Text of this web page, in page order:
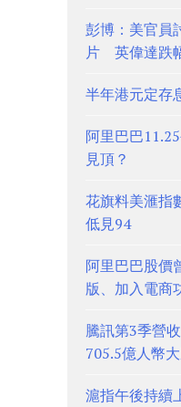
彭博：美官員
片 英偉達跌
半年港元定
阿里巴巴
見頂？
花旗料美滙指
低見94
阿里巴巴股
版、加入電
騰訊第3季營
705.5億人幣
滬指午後持續